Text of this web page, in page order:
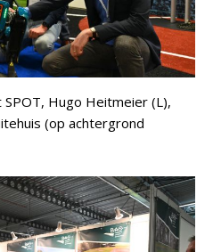
Hugo Heitmeier (L),
(op achtergrond